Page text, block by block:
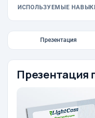
ИСПОЛЬЗУЕМЫЕ
Презентация
Презентация